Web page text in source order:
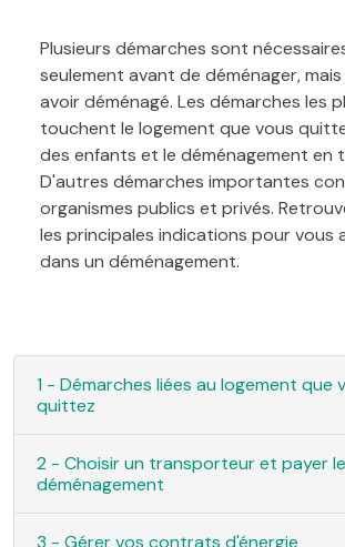
Plusieurs démarches sont
seulement avant de déménager,
avoir déménagé. Les démarches les
touchent le logement que vous
des enfants et le déménagement en
D'autres démarches importantes
organismes publics et privés.
les principales indications pour vous
dans un déménagement.
1 - Démarches liées au logement que
quittez
2 - Choisir un transporteur et payer
déménagement